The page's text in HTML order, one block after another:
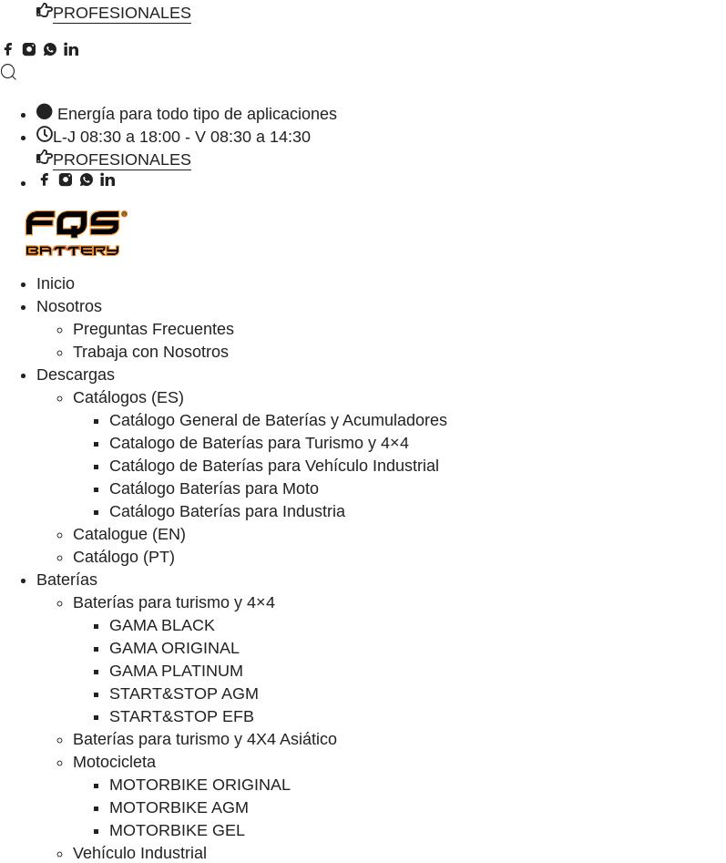
PROFESIONALES
Energía para todo tipo de aplicaciones
L-J 08:30 a 18:00 - V 08:30 a 14:30
PROFESIONALES
Inicio
Nosotros
Preguntas Frecuentes
Trabaja con Nosotros
Descargas
Catálogos (ES)
Catálogo General de Baterías y Acumuladores
Catalogo de Baterías para Turismo y 4×4
Catálogo de Baterías para Vehículo Industrial
Catálogo Baterías para Moto
Catálogo Baterías para Industria
Catalogue (EN)
Catálogo (PT)
Baterías
Baterías para turismo y 4×4
GAMA BLACK
GAMA ORIGINAL
GAMA PLATINUM
START&STOP AGM
START&STOP EFB
Baterías para turismo y 4X4 Asiático
Motocicleta
MOTORBIKE ORIGINAL
MOTORBIKE AGM
MOTORBIKE GEL
Vehículo Industrial